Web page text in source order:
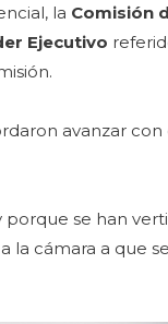
la Comisión
Ejecutivo
avanzar
se han
la cámara a que